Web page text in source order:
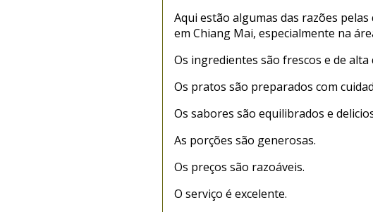
Aqui estão algumas das razões
em Chiang Mai, especialmente na
Os ingredientes são frescos e de alta
Os pratos são preparados com
Os sabores são equilibrados e
As porções são generosas.
Os preços são razoáveis.
O serviço é excelente.